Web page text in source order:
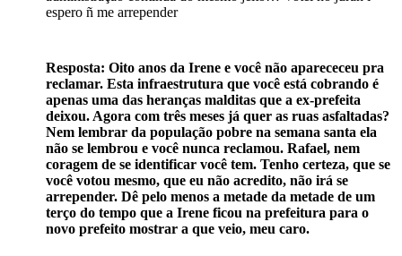
espero ñ me arrepender
Resposta: Oito anos da Irene e você não aparececeu pra
reclamar. Esta infraestrutura que você está cobrando é
apenas uma das heranças malditas que a ex-prefeita
deixou. Agora com três meses já quer as ruas asfaltadas?
Nem lembrar da população pobre na semana santa ela
não se lembrou e você nunca reclamou. Rafael, nem
coragem de se identificar você tem. Tenho certeza, que se
você votou mesmo, que eu não acredito, não irá se
arrepender. Dê pelo menos a metade da metade de um
terço do tempo que a Irene ficou na prefeitura para o
novo prefeito mostrar a que veio, meu caro.